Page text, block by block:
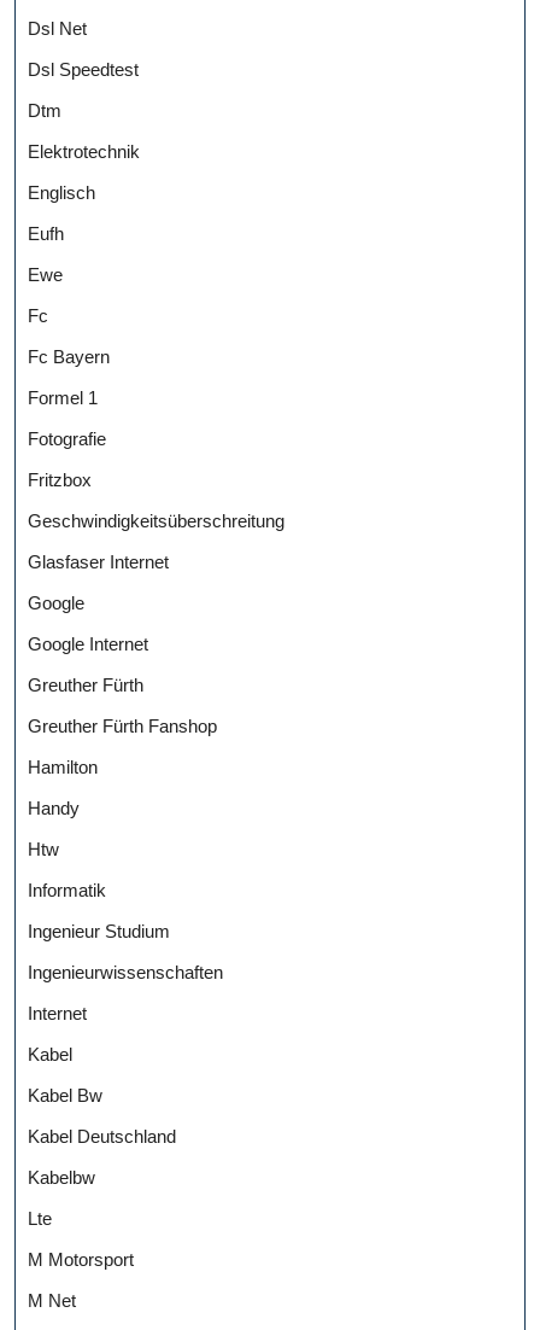
Dsl Net
Dsl Speedtest
Dtm
Elektrotechnik
Englisch
Eufh
Ewe
Fc
Fc Bayern
Formel 1
Fotografie
Fritzbox
Geschwindigkeitsüberschreitung
Glasfaser Internet
Google
Google Internet
Greuther Fürth
Greuther Fürth Fanshop
Hamilton
Handy
Htw
Informatik
Ingenieur Studium
Ingenieurwissenschaften
Internet
Kabel
Kabel Bw
Kabel Deutschland
Kabelbw
Lte
M Motorsport
M Net